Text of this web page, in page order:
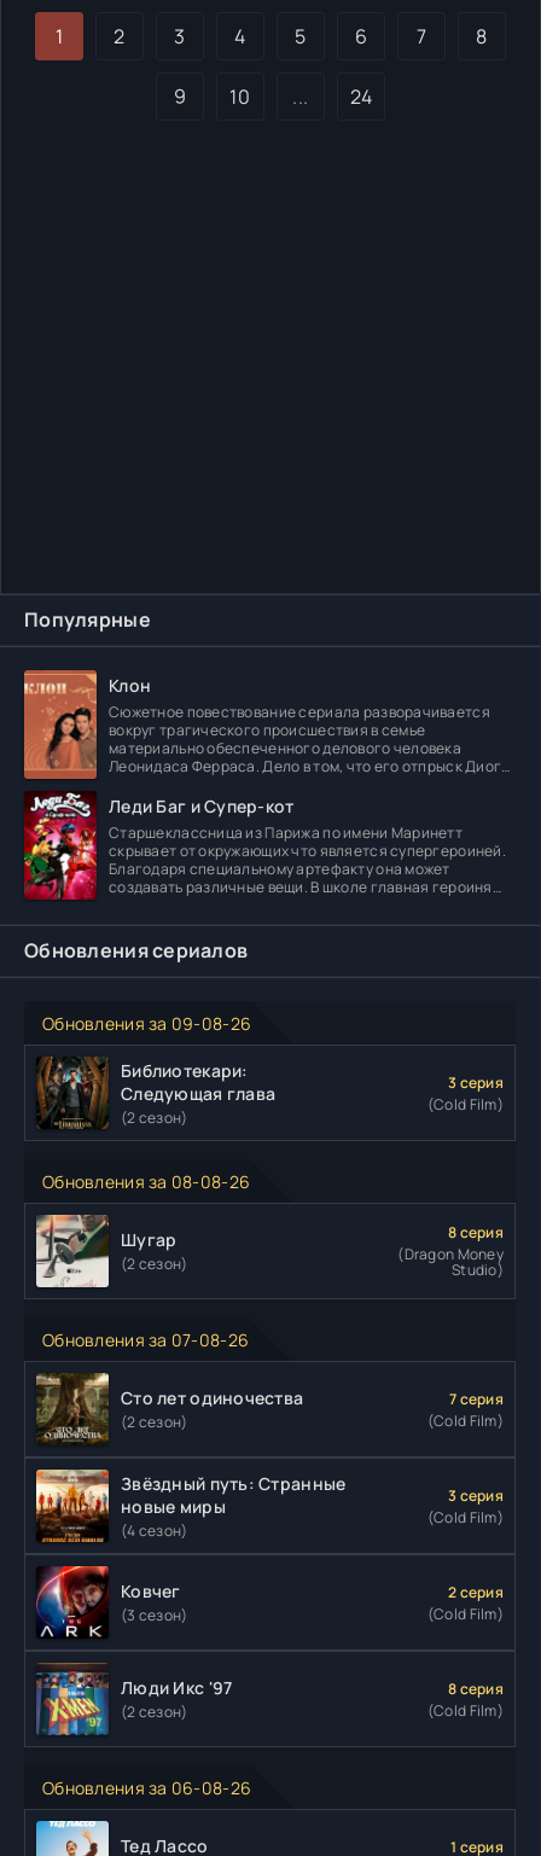
Популярные
Клон
Сюжетное повествование сериала разворачивается
вокруг трагического происшествия в семье
материально обеспеченного делового человека
Леонидаса Ферраса. Дело в том, что его отпрыск Диога
Леди Баг и Супер-кот
Старшеклассница из Парижа по имени Маринетт
скрывает от окружающих что является супергероиней.
Благодаря специальному артефакту она может
создавать различные вещи. В школе главная героиня
Обновления сериалов
Обновления за 09-08-26
Библиотекари:
Следующая глава
(2 сезон)
3 серия
(Cold Film)
Обновления за 08-08-26
Шугар
(2 сезон)
8 серия
(Dragon Money
Studio)
Обновления за 07-08-26
Сто лет одиночества
(2 сезон)
7 серия
(Cold Film)
Звёздный путь: Странные
новые миры
(4 сезон)
3 серия
(Cold Film)
Ковчег
(3 сезон)
2 серия
(Cold Film)
Люди Икс '97
(2 сезон)
8 серия
(Cold Film)
Обновления за 06-08-26
Тед Лассо
1 серия
1 2 3 4 5 6 7 8
9 10 ... 24